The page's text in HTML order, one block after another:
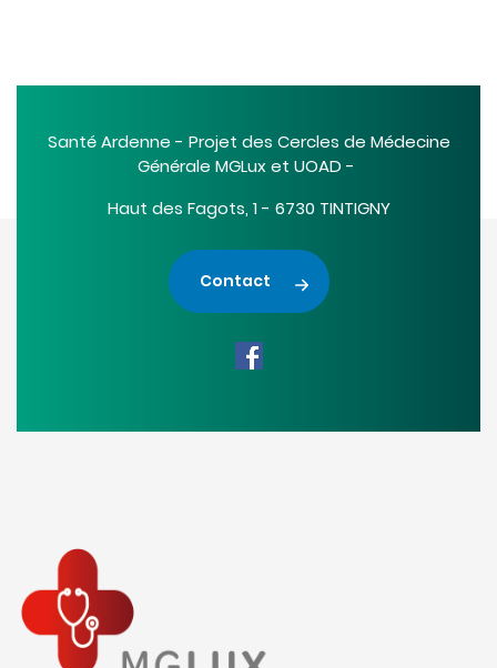
Santé Ardenne - Projet des Cercles de Médecine
Générale MGLux et UOAD -
Haut des Fagots, 1 - 6730 TINTIGNY
Contact